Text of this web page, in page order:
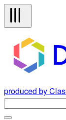
produced by